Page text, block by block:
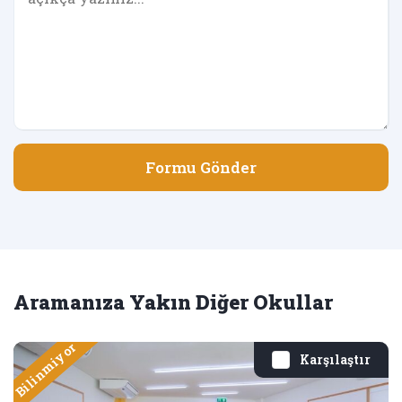
Formu Gönder
Aramanıza Yakın Diğer Okullar
Karşılaştır
Bilinmiyor